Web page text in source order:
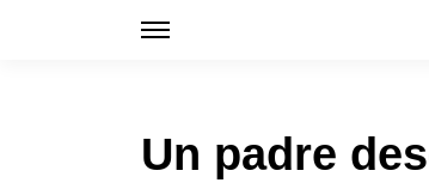
Un padre